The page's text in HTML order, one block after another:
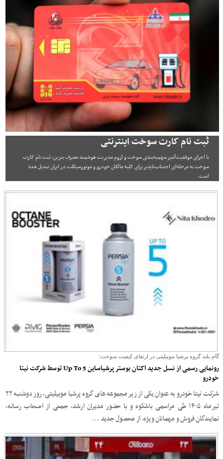
ثبت نام کارت سوخت اینترنتی
با اجرای موفقیت‌آمیز سهمیه‌بندی سوخت و لزوم مدیریت هوشمند مصرف بنزین، ثبت نام کارت
سوخت به مرحله‌ای اجتناب‌ناپذیر برای کلیه مالکان خودرو و موتورسیکلت در ایران تبدیل شده
است.
گام بلند گروه پرشیا موبیلیتی در ارتقای کیفیت سوخت؛
رونمایی رسمی از نسل جدید اکتان بوستر پرشیاساین Up To 5 توسط شرکت نیتا
خودرو
شرکت نیتا خودرو به عنوان یکی از زیر مجموعه های گروه پرشیا موبیلیتی، روز دوشنبه ۲۲
تیرماه ۱۴۰۵ طی مراسمی باشکوه و با حضور مدیران ارشد، جمعی از اصحاب رسانه،
نمایندگان فروش و مهمانان ویژه، از محصول جدید ...